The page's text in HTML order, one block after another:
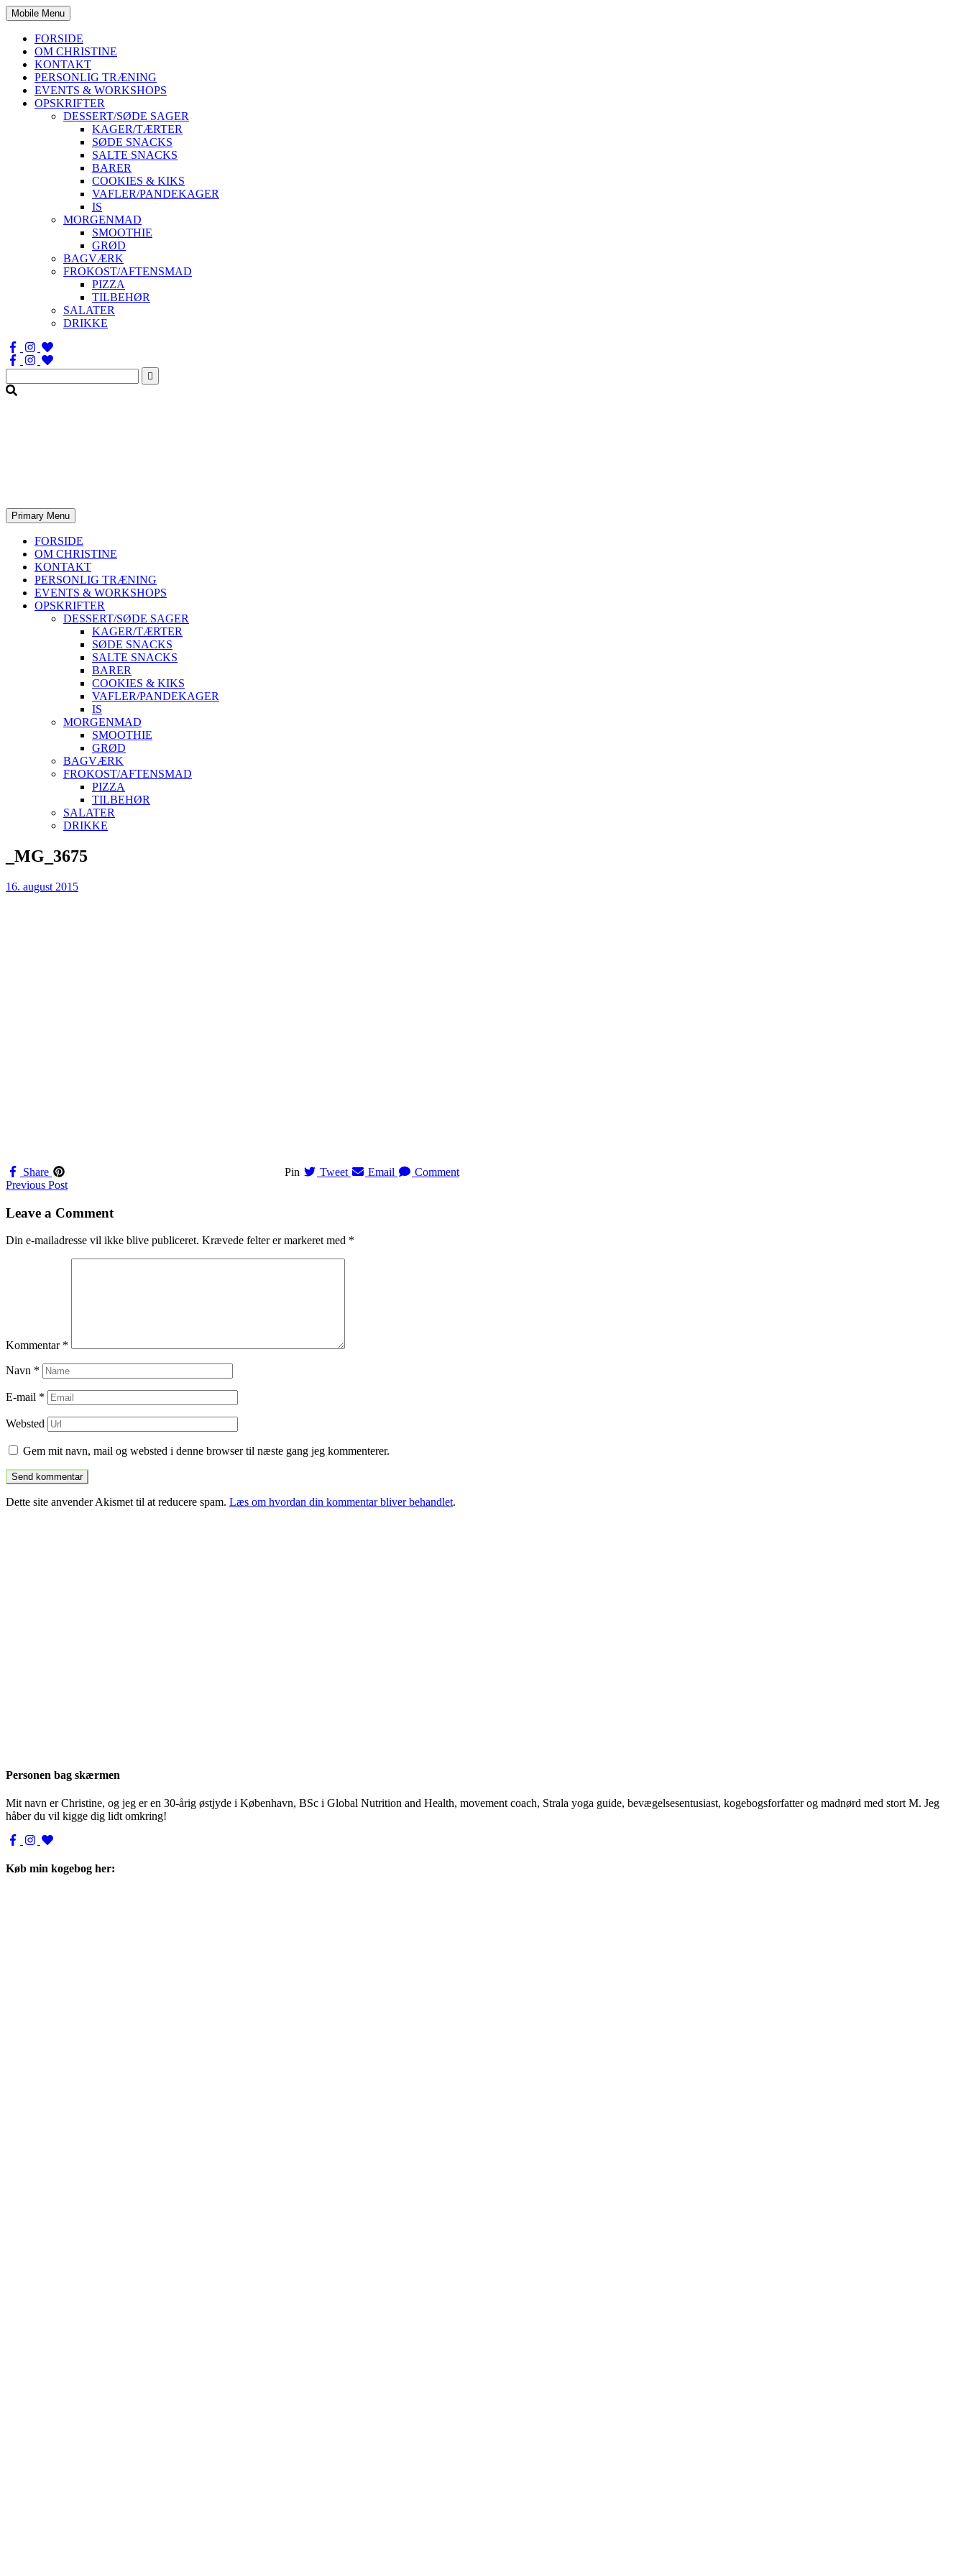
Mobile Menu
FORSIDE
OM CHRISTINE
KONTAKT
PERSONLIG TRÆNING
EVENTS & WORKSHOPS
OPSKRIFTER
DESSERT/SØDE SAGER
KAGER/TÆRTER
SØDE SNACKS
SALTE SNACKS
BARER
COOKIES & KIKS
VAFLER/PANDEKAGER
IS
MORGENMAD
SMOOTHIE
GRØD
BAGVÆRK
FROKOST/AFTENSMAD
PIZZA
TILBEHØR
SALATER
DRIKKE
Søg
efter:
Primary Menu
FORSIDE
OM CHRISTINE
KONTAKT
PERSONLIG TRÆNING
EVENTS & WORKSHOPS
OPSKRIFTER
DESSERT/SØDE SAGER
KAGER/TÆRTER
SØDE SNACKS
SALTE SNACKS
BARER
COOKIES & KIKS
VAFLER/PANDEKAGER
IS
MORGENMAD
SMOOTHIE
GRØD
BAGVÆRK
FROKOST/AFTENSMAD
PIZZA
TILBEHØR
SALATER
DRIKKE
Skip
to_MG_3675
16. august 2015
Share Pin Tweet Email Comment
Navigation
til
Previous Post
Leave a Comment
Din e-mailadresse vil ikke blive publiceret. Krævede felter er markeret med *
Kommentar *
Navn *
E-mail *
Websted
Gem mit navn, mail og websted i denne browser til næste gang jeg kommenterer.
Dette site anvender Akismet til at reducere spam. Læs om hvordan din kommentar bliver behandlet.
Personen bag skærmen
Mit navn er Christine, og jeg er en 30-årig østjyde i København, BSc i Global Nutrition and Health, movement coach, Strala yoga guide, bevægelsesentusiast, kogebogsforfatter og madnørd med stort M. Jeg
håber du vil kigge dig lidt omkring!
Køb min kogebog her: